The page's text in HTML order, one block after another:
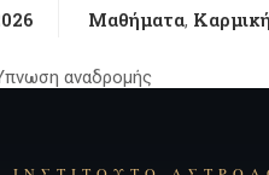
Μαθήματα,
αναδρομής